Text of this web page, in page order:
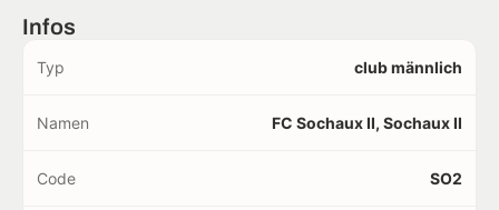
Infos
Typ club männlich
Namen FC Sochaux II, Sochaux II
Code SO2